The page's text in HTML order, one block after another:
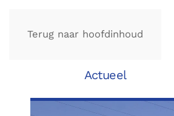
Terug naar hoofdinhoud
Actueel